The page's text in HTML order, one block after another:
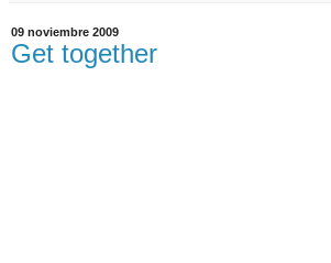
09 noviembre 2009
Get together